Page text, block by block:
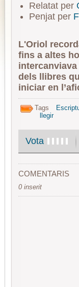
Relatat per
Penjat per
L'Oriol
fins a altes
dels llibres
iniciar en
Tags
llegir
Vota
COMENTARIS
0 inserit